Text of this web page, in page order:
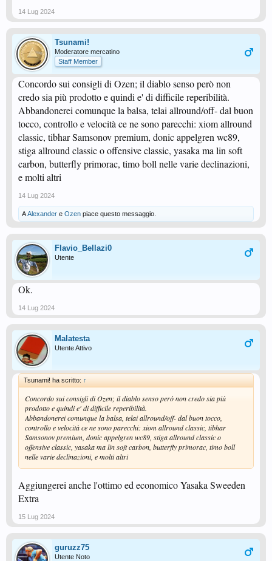
14 Lug 2024
Tsunami!
Moderatore mercatino
Staff Member
Concordo sui consigli di Ozen; il diablo senso però non
credo sia più prodotto e quindi e' di difficile reperibilità.
Abbandonerei comunque la balsa, telai allround/off- dal buon
tocco, controllo e velocità ce ne sono parecchi: xiom allround
classic, tibhar Samsonov premium, donic appelgren wc89,
stiga allround classic o offensive classic, yasaka ma lin soft
carbon, butterfly primorac, timo boll nelle varie declinazioni,
e molti altri
14 Lug 2024
AAlexander e Ozen piace questo messaggio.
Flavio_Bellazi0
Utente
Ok.
14 Lug 2024
Malatesta
Utente Attivo
Tsunami! ha scritto: ↑
Concordo sui consigli di Ozen; il diablo senso però non credo sia più
prodotto e quindi e' di difficile reperibilità.
Abbandonerei comunque la balsa, telai allround/off- dal buon tocco,
controllo e velocità ce ne sono parecchi: xiom allround classic, tibhar
Samsonov premium, donic appelgren wc89, stiga allround classic o
offensive classic, yasaka ma lin soft carbon, butterfly primorac, timo boll
nelle varie declinazioni, e molti altri
Aggiungerei anche l'ottimo ed economico Yasaka Sweeden
Extra
15 Lug 2024
guruzz75
Utente Noto